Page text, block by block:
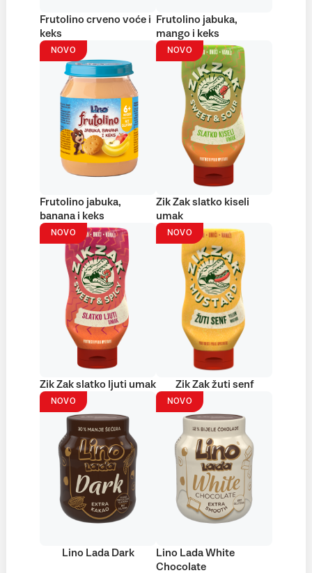
Frutolino crveno voće i
keks
Frutolino jabuka,
mango i keks
NOVO
Frutolino jabuka,
banana i keks
NOVO
Zik Zak slatko kiseli
umak
NOVO
Zik Zak slatko ljuti umak
NOVO
Zik Zak žuti senf
NOVO
Lino Lada Dark
NOVO
Lino Lada White
Chocolate